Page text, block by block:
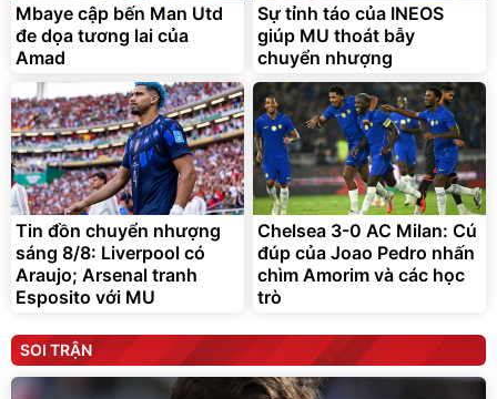
Mbaye cập bến Man Utd
đe dọa tương lai của
Amad
Sự tỉnh táo của INEOS
giúp MU thoát bẫy
chuyển nhượng
Tin đồn chuyển nhượng
sáng 8/8: Liverpool có
Araujo; Arsenal tranh
Esposito với MU
Chelsea 3-0 AC Milan: Cú
đúp của Joao Pedro nhấn
chìm Amorim và các học
trò
SOI TRẬN